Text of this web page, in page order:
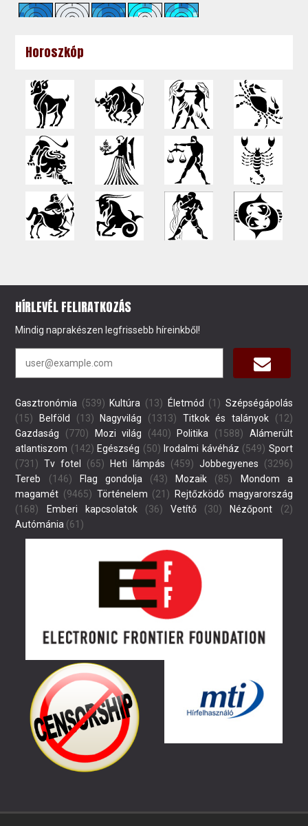
Horoszkóp
HÍRLEVÉL FELIRATKOZÁS
Mindig naprakészen legfrissebb híreinkből!
Gasztronómia (539) Kultúra (13) Életmód (1) Szépségápolás
(15)
Belföld (13) Nagyvilág (1313) Titkok és talányok(12)
Gazdaság (770) Mozi világ (440) Politika (1588)
Alámerült
atlantiszom (142) Egészség (50) Irodalmi kávéház (549) Sport
(731) Tv fotel (65) Heti lámpás (459) Jobbegyenes (3296)
Tereb (146) Flag gondolja (43) Mozaik (85)
Mondom a
magamét (9465) Történelem (21) Rejtőzködő magyarország
(168)
Emberi kapcsolatok(36) Vetítő (30) Nézőpont (2)
Autómánia (61)